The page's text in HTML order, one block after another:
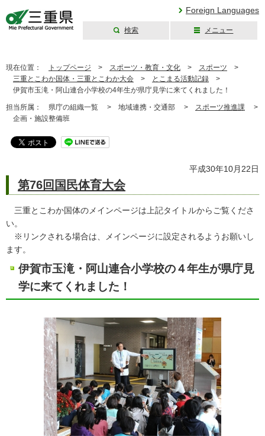
Foreign Languages
検索 メニュー
現在位置： トップページ > スポーツ・教育・文化 > スポーツ >
三重とこわか国体・三重とこわか大会 > とこまる活動記録 >
伊賀市玉滝・阿山連合小学校の4年生が県庁見学に来てくれました！
担当所属： 県庁の組織一覧 > 地域連携・交通部 > スポーツ推進課 >
企画・施設整備班
平成30年10月22日
第76回国民体育大会
三重とこわか国体のメインページは上記タイトルからご覧くださ
い。
※リンクされる場合は、メインページに設定されるようお願いし
ます。
伊賀市玉滝・阿山連合小学校の４年生が県庁見
学に来てくれました！